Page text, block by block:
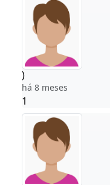
)
há 8 meses
1